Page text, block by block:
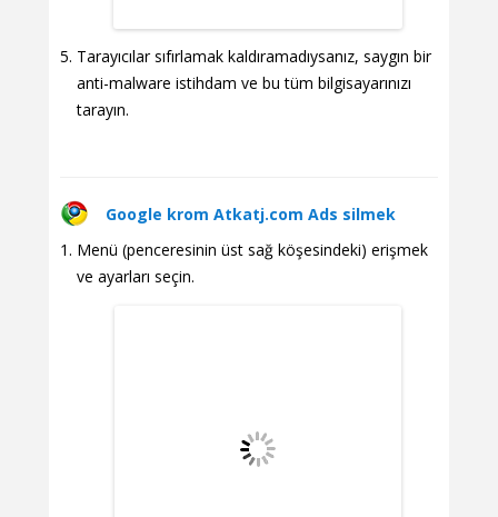
Tarayıcılar sıfırlamak kaldıramadıysanız, saygın bir
anti-malware istihdam ve bu tüm bilgisayarınızı
tarayın.
Google krom Atkatj.com Ads silmek
Menü (penceresinin üst sağ köşesindeki) erişmek
ve ayarları seçin.